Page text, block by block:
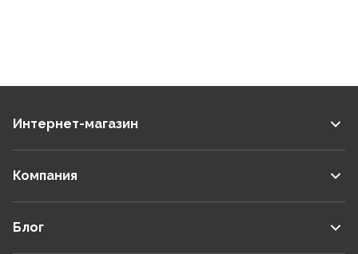
Интернет-магазин
Компания
Блог